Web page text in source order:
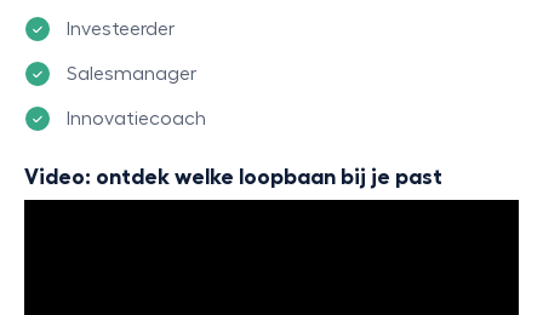
Investeerder
Salesmanager
Innovatiecoach
Video: ontdek welke loopbaan bij je past